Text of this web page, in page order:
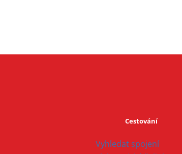
Cestování
Vyhledat spojení